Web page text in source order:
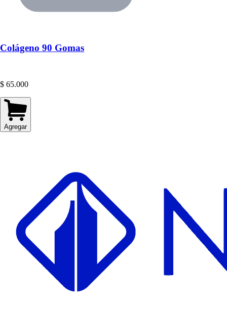
Colágeno 90 Gomas
$ 65.000
Agregar